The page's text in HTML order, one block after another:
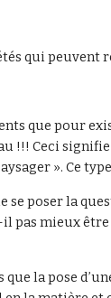
qui peuvent
que pour
!!! Ceci
». Ce
se poser la
pas mieux
que la pose